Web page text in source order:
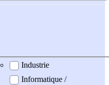
Industrie
Informatique /